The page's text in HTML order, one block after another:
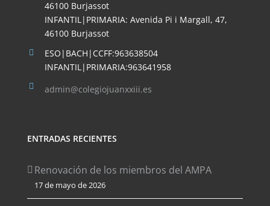
46100 Burjassot
INFANTIL|PRIMARIA: Avenida Pi i Margall, 47,
46100 Burjassot
ESO|BACH|CCFF:963638504
INFANTIL|PRIMARIA:963641958
admin@colegiojuanxxiii.es
ENTRADAS RECIENTES
Renovación de los miembros del AMPA
17 de mayo de 2026